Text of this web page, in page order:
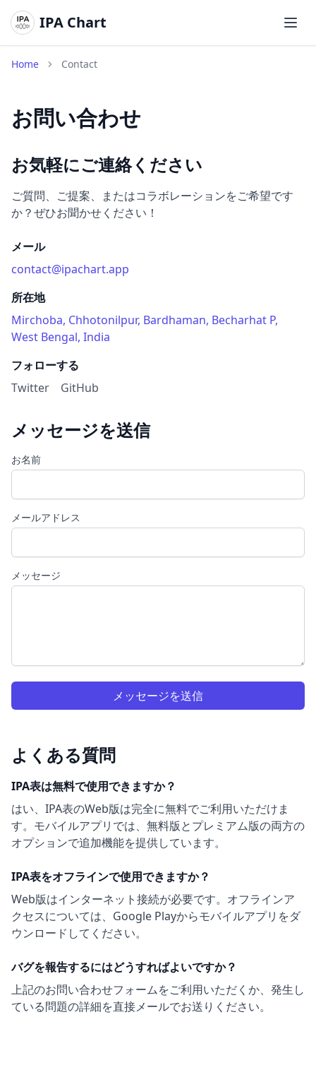
IPA Chart メイ
Home Contact
お問い合わせ
お気軽にご連絡ください
ご質問、ご提案、またはコラボレーションをご希望です
か？ぜひお聞かせください！
メール
contact@ipachart.app
所在地
Mirchoba, Chhotonilpur, Bardhaman, Becharhat P,
West Bengal, India
フォローする
Twitter
GitHub
メッセージを送信
お名前
メールアドレス
メッセージ
メッセージを送信
よくある質問
IPA表は無料で使用できますか？
はい、IPA表のWeb版は完全に無料でご利用いただけま
す。モバイルアプリでは、無料版とプレミアム版の両方の
オプションで追加機能を提供しています。
IPA表をオフラインで使用できますか？
Web版はインターネット接続が必要です。オフラインア
クセスについては、Google Playからモバイルアプリをダ
ウンロードしてください。
バグを報告するにはどうすればよいですか？
上記のお問い合わせフォームをご利用いただくか、発生し
ている問題の詳細を直接メールでお送りください。